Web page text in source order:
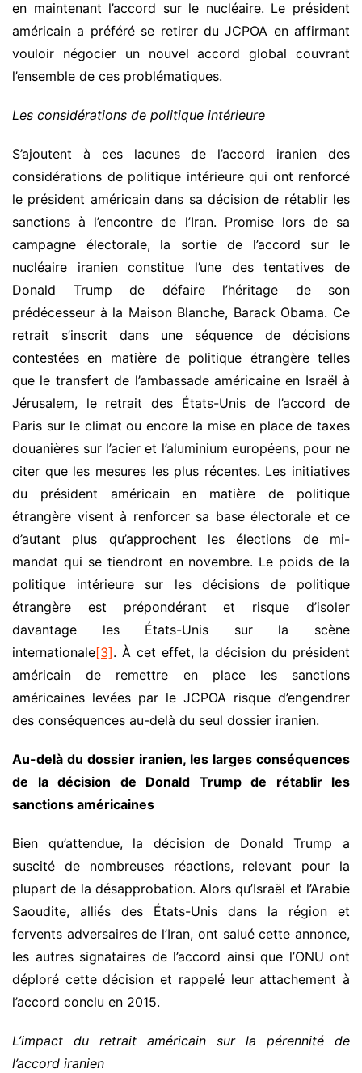
en maintenant l’accord sur le nucléaire. Le président
américain a préféré se retirer du JCPOA en affirmant
vouloir négocier un nouvel accord global couvrant
l’ensemble de ces problématiques.
Les considérations de politique intérieure
S’ajoutent à ces lacunes de l’accord iranien des
considérations de politique intérieure qui ont renforcé
le président américain dans sa décision de rétablir les
sanctions à l’encontre de l’Iran. Promise lors de sa
campagne électorale, la sortie de l’accord sur le
nucléaire iranien constitue l’une des tentatives de
Donald Trump de défaire l’héritage de son
prédécesseur à la Maison Blanche, Barack Obama. Ce
retrait s’inscrit dans une séquence de décisions
contestées en matière de politique étrangère telles
que le transfert de l’ambassade américaine en Israël à
Jérusalem, le retrait des États-Unis de l’accord de
Paris sur le climat ou encore la mise en place de taxes
douanières sur l’acier et l’aluminium européens, pour ne
citer que les mesures les plus récentes. Les initiatives
du président américain en matière de politique
étrangère visent à renforcer sa base électorale et ce
d’autant plus qu’approchent les élections de mi-
mandat qui se tiendront en novembre. Le poids de la
politique intérieure sur les décisions de politique
étrangère est prépondérant et risque d’isoler
davantage les États-Unis sur la scène
internationale[3]. À cet effet, la décision du président
américain de remettre en place les sanctions
américaines levées par le JCPOA risque d’engendrer
des conséquences au-delà du seul dossier iranien.
Au-delà du dossier iranien, les larges conséquences
de la décision de Donald Trump de rétablir les
sanctions américaines
Bien qu’attendue, la décision de Donald Trump a
suscité de nombreuses réactions, relevant pour la
plupart de la désapprobation. Alors qu’Israël et l’Arabie
Saoudite, alliés des États-Unis dans la région et
fervents adversaires de l’Iran, ont salué cette annonce,
les autres signataires de l’accord ainsi que l’ONU ont
déploré cette décision et rappelé leur attachement à
l’accord conclu en 2015.
L’impact du retrait américain sur la pérennité de
l’accord iranien